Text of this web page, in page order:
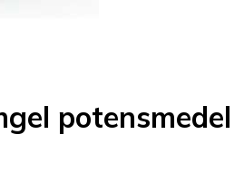
potensmedel